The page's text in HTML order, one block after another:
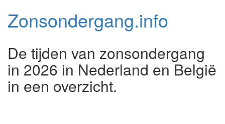
Zonsondergang.info
De tijden van zonsondergang
in 2026 in Nederland en België
in een overzicht.